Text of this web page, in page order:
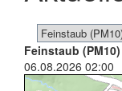
Feinstaub (PM10)
06.08.2026 02:00